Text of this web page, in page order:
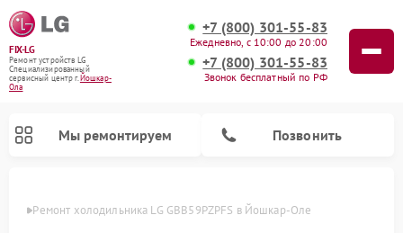
FIX-LG
Ремонт устройств LG
Специализированный
cервисный центр г.Йошкар-
Ола
+7 (800) 301-55-83
Ежедневно, с 10:00 до 20:00
+7 (800) 301-55-83
Звонок бесплатный по РФ
Мы ремонтируем Позвонить
Оле Ремонт холодильника LG GBB59PZPFS в Йошкар-Оле